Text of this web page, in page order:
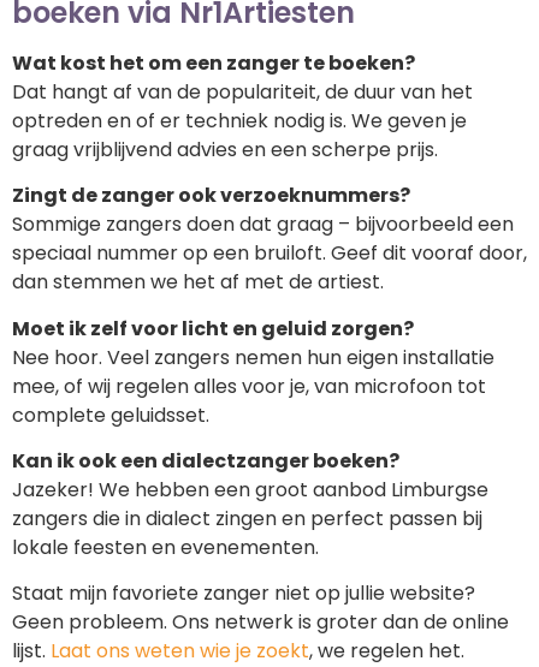
boeken via Nr1Artiesten
Wat kost het om een zanger te boeken?
Dat hangt af van de populariteit, de duur van het
optreden en of er techniek nodig is. We geven je
graag vrijblijvend advies en een scherpe prijs.
Zingt de zanger ook verzoeknummers?
Sommige zangers doen dat graag – bijvoorbeeld een
speciaal nummer op een bruiloft. Geef dit vooraf door,
dan stemmen we het af met de artiest.
Moet ik zelf voor licht en geluid zorgen?
Nee hoor. Veel zangers nemen hun eigen installatie
mee, of wij regelen alles voor je, van microfoon tot
complete geluidsset.
Kan ik ook een dialectzanger boeken?
Jazeker! We hebben een groot aanbod Limburgse
zangers die in dialect zingen en perfect passen bij
lokale feesten en evenementen.
Staat mijn favoriete zanger niet op jullie website?
Geen probleem. Ons netwerk is groter dan de online
lijst. Laat ons weten wie je zoekt, we regelen het.